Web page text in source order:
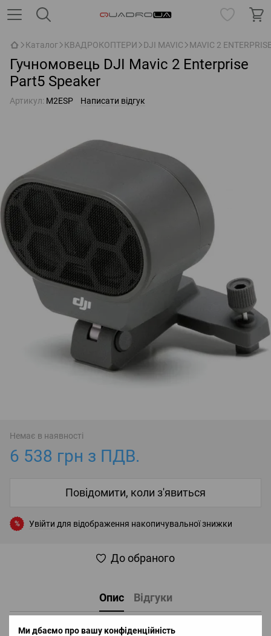
Ми дбаємо про вашу конфіденційність
Каталог КВАДРОКОПТЕРИ DJI MAVIC MAVIC 2
Гучномовець DJI Mavic 2 Enterprise
Part5 Speaker
Артикул: M2ESP Написати відгук
Немає в наявності
6 538 грн з ПДВ.
Повідомити, коли з'явиться
% Увійти для відображення накопичувальної знижки
До обраного
Опис Відгуки
Гучномовець DJI Mavic 2 Enterprise Part5 Speaker